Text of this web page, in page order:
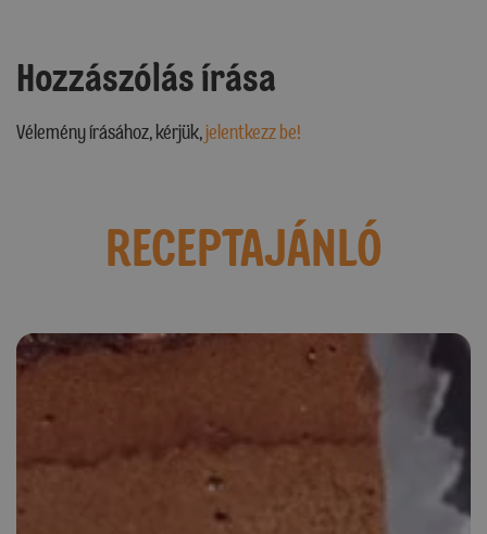
Hozzászólás írása
Vélemény írásához, kérjük,jelentkezz be!
RECEPTAJÁNLÓ